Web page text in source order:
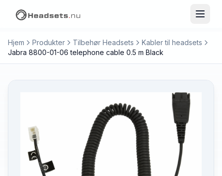
Hjem Produkter Tilbehør Headsets
Kabler til headsets
Jabra 8800-01-06 telephone cable 0.5 m Black